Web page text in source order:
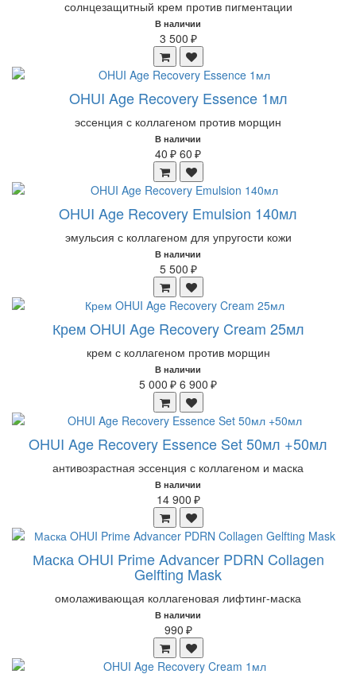
солнцезащитный крем против пигментации
В наличии
3 500 ₽
OHUI Age Recovery Essence 1мл
эссенция с коллагеном против морщин
В наличии
40 ₽ 60 ₽
OHUI Age Recovery Emulsion 140мл
эмульсия с коллагеном для упругости кожи
В наличии
5 500 ₽
Крем OHUI Age Recovery Cream 25мл
крем с коллагеном против морщин
В наличии
5 000 ₽ 6 900 ₽
OHUI Age Recovery Essence Set 50мл +50мл
антивозрастная эссенция с коллагеном и маска
В наличии
14 900 ₽
Маска OHUI Prime Advancer PDRN Collagen
Gelfting Mask
омолаживающая коллагеновая лифтинг-маска
В наличии
990 ₽